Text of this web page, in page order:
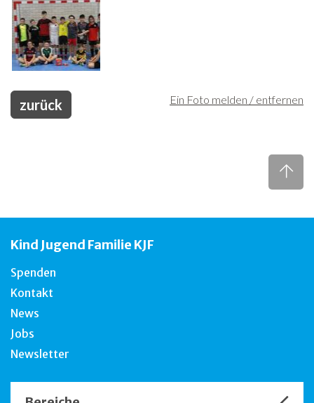
Ein Foto melden / entfernen
zurück
Kind Jugend Familie KJF
Spenden
Kontakt
News
Jobs
Newsletter